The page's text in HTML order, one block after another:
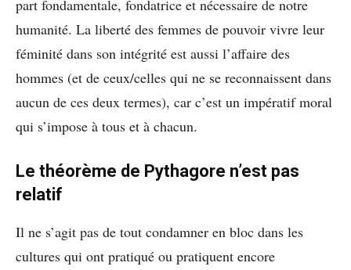
part fondamentale, fondatrice et nécessaire de notre
humanité. La liberté des femmes de pouvoir vivre leur
féminité dans son intégrité est aussi l’affaire des
hommes (et de ceux/celles qui ne se reconnaissent dans
aucun de ces deux termes), car c’est un impératif moral
qui s’impose à tous et à chacun.
Le théorème de Pythagore n’est pas
relatif
Il ne s’agit pas de tout condamner en bloc dans les
cultures qui ont pratiqué ou pratiquent encore